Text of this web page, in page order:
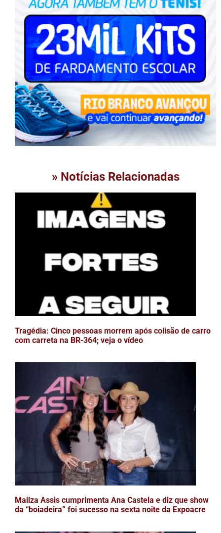
» Notícias Relacionadas
Tragédia: Cinco pessoas morrem após colisão de carro
com carreta na BR-364; veja o vídeo
Mailza Assis cumprimenta Ana Castela e diz que show
da “boiadeira” foi sucesso na sexta noite da Expoacre